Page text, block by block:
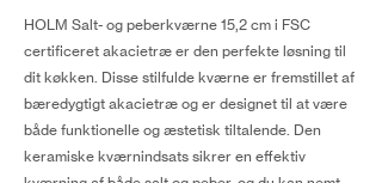
HOLM Salt- og peberkværne 15,2 cm i FSC
certificeret akacietræ er den perfekte løsning til
dit køkken. Disse stilfulde kværne er fremstillet af
bæredygtigt akacietræ og er designet til at være
både funktionelle og æstetisk tiltalende. Den
keramiske kværnindsats sikrer en effektiv